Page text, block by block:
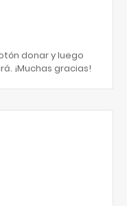
donar y luego
¡Muchas gracias!